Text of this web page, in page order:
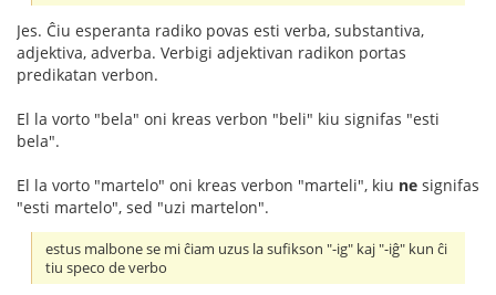
Jes. Ĉiu esperanta radiko povas esti verba, substantiva,
adjektiva, adverba. Verbigi adjektivan radikon portas
predikatan verbon.
El la vorto "bela" oni kreas verbon "beli" kiu signifas "esti
bela".
El la vorto "martelo" oni kreas verbon "marteli", kiu ne signifas
"esti martelo", sed "uzi martelon".
estus malbone se mi ĉiam uzus la sufikson "-ig" kaj "-iĝ" kun ĉi
tiu speco de verbo